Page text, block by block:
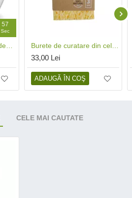
56
Sec
33,00 Lei
ADAUGĂ ÎN COŞ
CELE MAI CAUTATE